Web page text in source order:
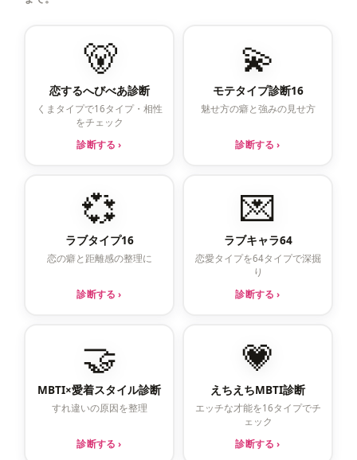
🐻
恋するへびべあ診断
くまタイプで16タイプ・相性
をチェック
診断する ›
💫
モテタイプ診断16
魅せ方の癖と強みの見せ方
診断する ›
💞
ラブタイプ16
恋の癖と距離感の整理に
診断する ›
💌
ラブキャラ64
恋愛タイプを64タイプで深掘
り
診断する ›
🤝
MBTI×愛着スタイル診断
すれ違いの原因を整理
診断する ›
💗
えちえちMBTI診断
エッチな才能を16タイプでチ
ェック
診断する ›